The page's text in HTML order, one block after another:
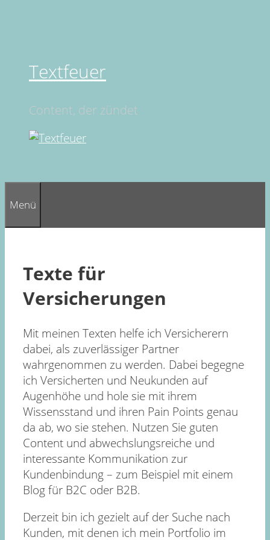
Textfeuer
Content, der zündet
Menü
Texte für
Versicherungen
Mit meinen Texten helfe ich Versicherern
dabei, als zuverlässiger Partner
wahrgenommen zu werden. Dabei begegne
ich Versicherten und Neukunden auf
Augenhöhe und hole sie mit ihrem
Wissensstand und ihren Pain Points genau
da ab, wo sie stehen. Nutzen Sie guten
Content und abwechslungsreiche und
interessante Kommunikation zur
Kundenbindung – zum Beispiel mit einem
Blog für B2C oder B2B.
Derzeit bin ich gezielt auf der Suche nach
Kunden, mit denen ich mein Portfolio im